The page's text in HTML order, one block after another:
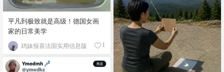
平凡到极致就是高级！德国女画
家的日常美学
鸡妹报喜法国实用信息版 1